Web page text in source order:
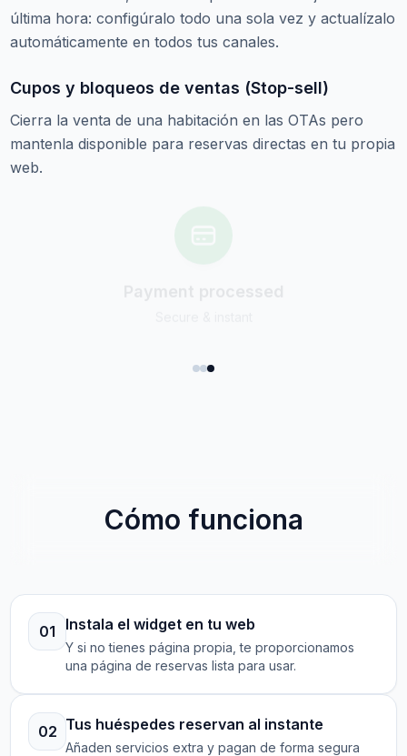
última hora: configúralo todo una sola vez y actualízalo
automáticamente en todos tus canales.
Cupos y bloqueos de ventas (Stop-sell)
Cierra la venta de una habitación en las OTAs pero
mantenla disponible para reservas directas en tu propia
web.
Cómo funciona
01 Instala el widget en tu web
Y si no tienes página propia, te proporcionamos
una página de reservas lista para usar.
02 Tus huéspedes reservan al instante
Añaden servicios extra y pagan de forma segura